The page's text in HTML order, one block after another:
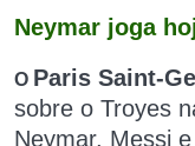
Neymar joga
O Paris Saint-
sobre o Troyes
Neymar, Messi